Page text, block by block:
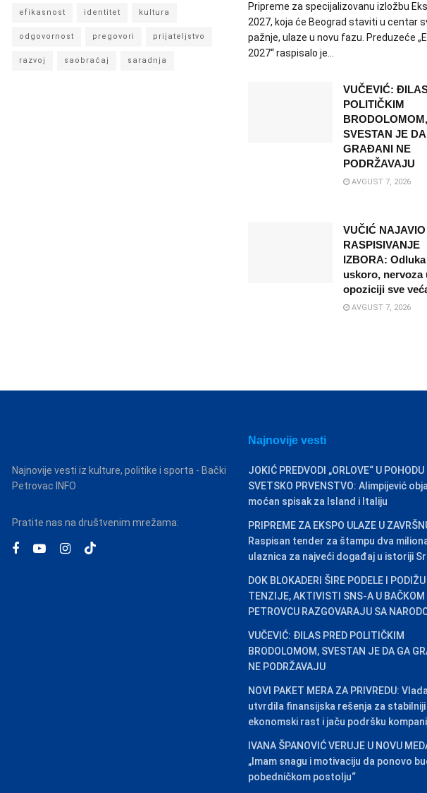
Pripreme za specijalizovanu izložbu
2027, koja će Beograd staviti u centar
pažnje, ulaze u novu fazu. Preduzeće
2027“ raspisalo je...
VUČEVIĆ:
POLITIČKIM
BRODOLOMOM,
SVESTAN JE
GRAĐANI NE
PODRŽAVAJU
AVGUST 7, 2026
VUČIĆ NAJAVIO
RASPISIVANJE
IZBORA:
uskoro, nervoza
opoziciji sve
AVGUST 7, 2026
efikasnost identitet kultura
odgovornost pregovori prijateljstvo
razvoj saobraćaj saradnja
Najnovije vesti iz kulture, politike i sporta - Bački
Petrovac INFO
Pratite nas na društvenim mrežama:
Najnovije vesti
JOKIĆ PREDVODI „ORLOVE“ U POHODU
SVETSKO PRVENSTVO: Alimpijević
moćan spisak za Island i Italiju
PRIPREME ZA EKSPO ULAZE U
Raspisan tender za štampu dva
ulaznica za najveći događaj u istoriji
DOK BLOKADERI ŠIRE PODELE I PODIŽU
TENZIJE, AKTIVISTI SNS-A U BAČKOM
PETROVCU RAZGOVARAJU SA
VUČEVIĆ: ĐILAS PRED POLITIČKIM
BRODOLOMOM, SVESTAN JE DA GA
NE PODRŽAVAJU
NOVI PAKET MERA ZA PRIVREDU:
utvrdila finansijska rešenja za stabilniji
ekonomski rast i jaču podršku
IVANA ŠPANOVIĆ VERUJE U NOVU
„Imam snagu i motivaciju da ponovo
pobedničkom postolju“